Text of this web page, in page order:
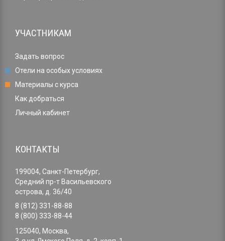
УЧАСТНИКАМ
Задать вопрос
Отели на особых условиях
Материалы с курса
Как добраться
Личный кабинет
КОНТАКТЫ
199004, Санкт-Петербург,
Средний пр-т Васильевского
острова, д. 36/40
8 (812) 331-88-88
8 (800) 333-88-44
125040, Москва,